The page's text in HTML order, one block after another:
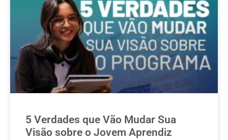
5 Verdades que Vão Mudar Sua
Visão sobre o Jovem Aprendiz